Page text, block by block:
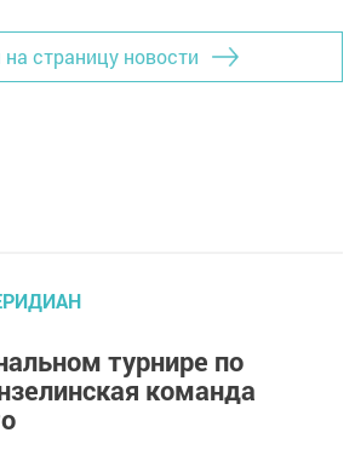
на страницу новости
турнире по
команда